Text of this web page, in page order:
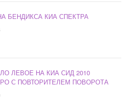
БЕНДИКСА КИА СПЕКТРА
ЛЕВОЕ НА КИА СИД 2010
С ПОВТОРИТЕЛЕМ ПОВОРОТА